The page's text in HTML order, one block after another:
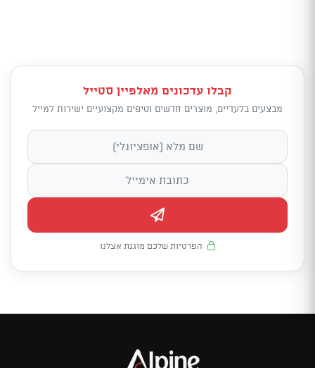
קבלו עדכונים מאלפיין סטייל
מבצעים בלעדיים, מוצרים חדשים וטיפים מקצועיים ישירות למייל
הפרטיות שלכם מוגנת אצלנו